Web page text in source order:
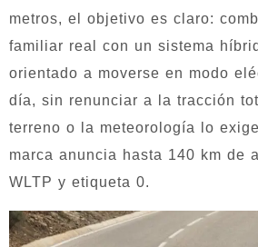
metros, el objetivo es claro:
familiar real con un sistema
orientado a moverse en modo
día, sin renunciar a la tracción
terreno o la meteorología lo
marca anuncia hasta 140 km de
WLTP y etiqueta 0.